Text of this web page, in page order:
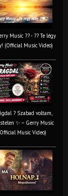
Music ?? - ?? Te légy
(Official Music Video)
? Szabad voltam,
✨ – Gerry Music
Music Video)